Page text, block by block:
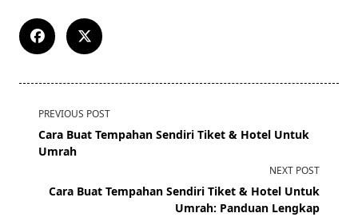
<span
class="nav-
subtitle
reader-
PREVIOUS POST
Cara Buat Tempahan Sendiri Tiket & Hotel Untuk
Umrah
NEXT POST
Cara Buat Tempahan Sendiri Tiket & Hotel Untuk
Umrah: Panduan Lengkap